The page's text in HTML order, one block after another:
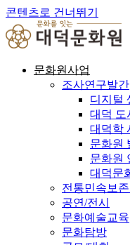
콘텐츠로 건너뛰기
문화원사업
조사연구발간
디지털
대덕 도
대덕학
문화원
문화원
대덕문
전통민속보존
공연/전시
문화예술교육
문화탐방